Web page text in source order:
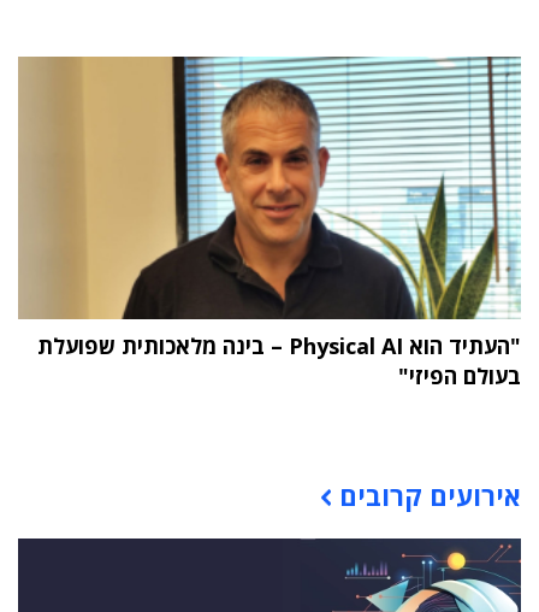
"העתיד הוא Physical AI – בינה מלאכותית שפועלת
בעולם הפיזי"
אירועים קרובים